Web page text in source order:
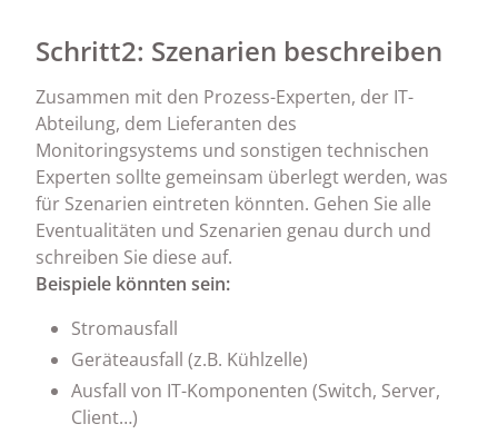
Schritt2: Szenarien beschreiben
Zusammen mit den Prozess-Experten, der IT-
Abteilung, dem Lieferanten des
Monitoringsystems und sonstigen technischen
Experten sollte gemeinsam überlegt werden, was
für Szenarien eintreten könnten. Gehen Sie alle
Eventualitäten und Szenarien genau durch und
schreiben Sie diese auf.
Beispiele könnten sein:
Stromausfall
Geräteausfall (z.B. Kühlzelle)
Ausfall von IT-Komponenten (Switch, Server,
Client…)